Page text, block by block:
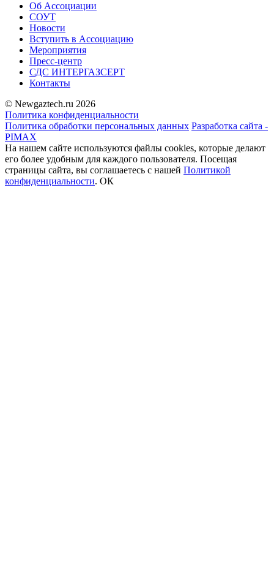
Об Ассоциации
СОУТ
Новости
Вступить в Ассоциацию
Мероприятия
Пресс-центр
СДС ИНТЕРГАЗСЕРТ
Контакты
© Newgaztech.ru 2026
Политика конфиденциальности
Политика обработки персональных данных Разработка сайта -
PIMAX
На нашем сайте используются файлы cookies, которые делают
его более удобным для каждого пользователя. Посещая
страницы сайта, вы соглашаетесь c нашей Политикой
конфиденциальности. ОК